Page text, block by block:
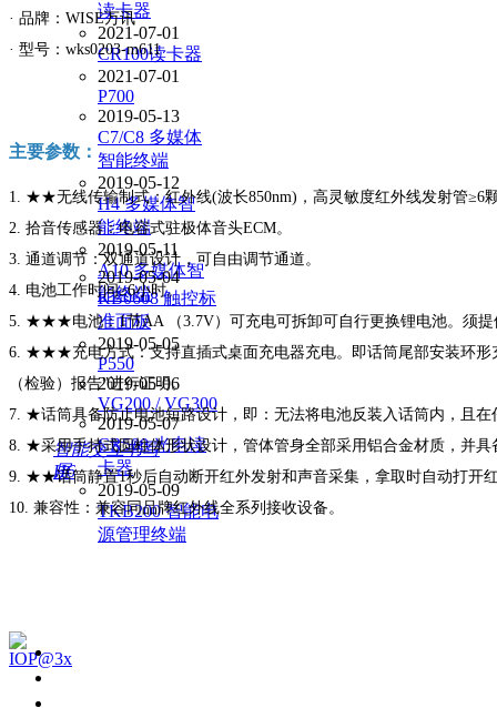
读卡器
2021-07-01
CR100读卡器
2021-07-01
P700
2019-05-13
C7/C8 多媒体
智能终端
2019-05-12
H4 多媒体智
能终端
2019-05-11
A10 多媒体智
能终端
2019-05-04
KB0608 触控标
准面板
2019-05-05
P550
2019-05-06
VG200 / VG300
2019-05-07
CR500 光电读
卡器
2019-05-09
TKB200 智能电
源管理终端
智能交互书写
屏
H6
合平台
运维管理数据化
· 品牌：WISE万讯
· 型号：wks0203-m611
主要参数：
1. ★★无线传输制式：红外线(波长850nm)，高灵敏度红外线发射管≥6
2. 拾音传感器：电容式驻极体音头ECM。
3. 通道调节：双通道设计，可自由调节通道。
4. 电池工作时间≥6小时。
5. ★★★电池：1节AA （3.7V）可充电可拆卸可自行更换锂电池。须提
6. ★★★充电方式：支持直插式桌面充电器充电。即话筒尾部安装环形
（检验）报告”进行证明。
7. ★话筒具备防止电池短路设计，即：无法将电池反装入话筒内，且
8. ★采用手持式圆柱体形状设计，管体管身全部采用铝合金材质，并具
9. ★★话筒静置1秒后自动断开红外发射和声音采集，拿取时自动打开
10. 兼容性：兼容同品牌红外线全系列接收设备。
红外线话筒（颈挂式、手持式